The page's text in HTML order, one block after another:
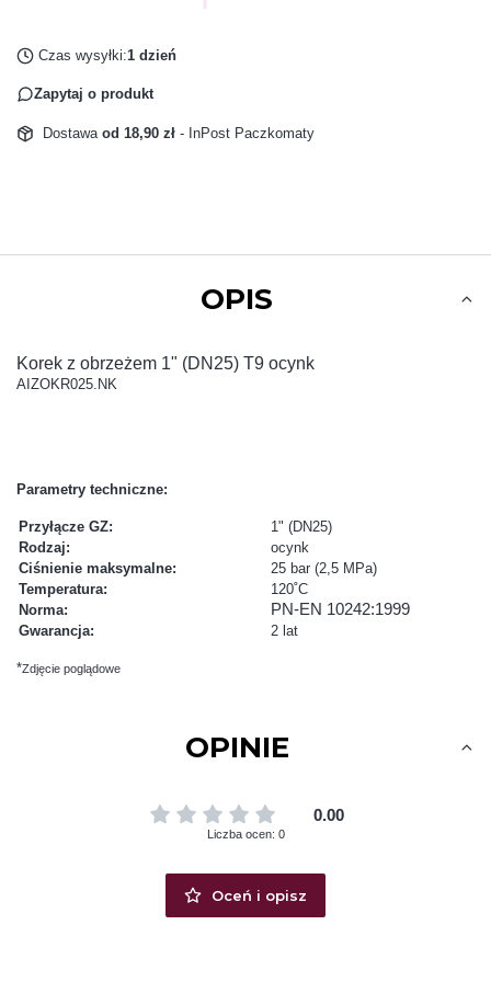
Czas wysyłki:1 dzień
Zapytaj o produkt
Dostawa od 18,90 zł - InPost Paczkomaty
OPIS
Korek z obrzeżem 1" (DN25) T9 ocynk
AIZOKR025.NK
Parametry techniczne:
Przyłącze GZ:
1" (DN25)
Rodzaj:
ocynk
Ciśnienie maksymalne:
25 bar (2,5 MPa)
Temperatura:
120˚C
Norma:
PN-EN 10242:1999
Gwarancja: 2 lat
*Zdjęcie poglądowe
OPINIE
0.00
Liczba ocen: 0
Oceń i opisz